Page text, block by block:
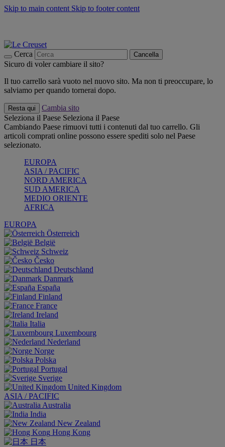
Skip to main content Skip to footer content
Cerca Cancella
Sicuro di voler cambiare il sito?
Il tuo carrello sarà vuoto nel nuovo sito. Ma non ti preoccupare, lo
salviamo per quando tornerai dopo.
Resta qui
Cambia sito
Seleziona il Paese Seleziona il Paese
Cambiando Paese rimuovi tutti i contenuti dal tuo carrello. Gli
articoli comprati online possono essere spediti solo nel Paese
selezionato.
EUROPA
ASIA / PACIFIC
NORD AMERICA
SUD AMERICA
MEDIO ORIENTE
AFRICA
EUROPA
Österreich
België
Schweiz
Česko
Deutschland
Danmark
España
Finland
France
Ireland
Italia
Luxembourg
Nederland
Norge
Polska
Portugal
Sverige
United Kingdom
ASIA / PACIFIC
Australia
India
New Zealand
Hong Kong
日本